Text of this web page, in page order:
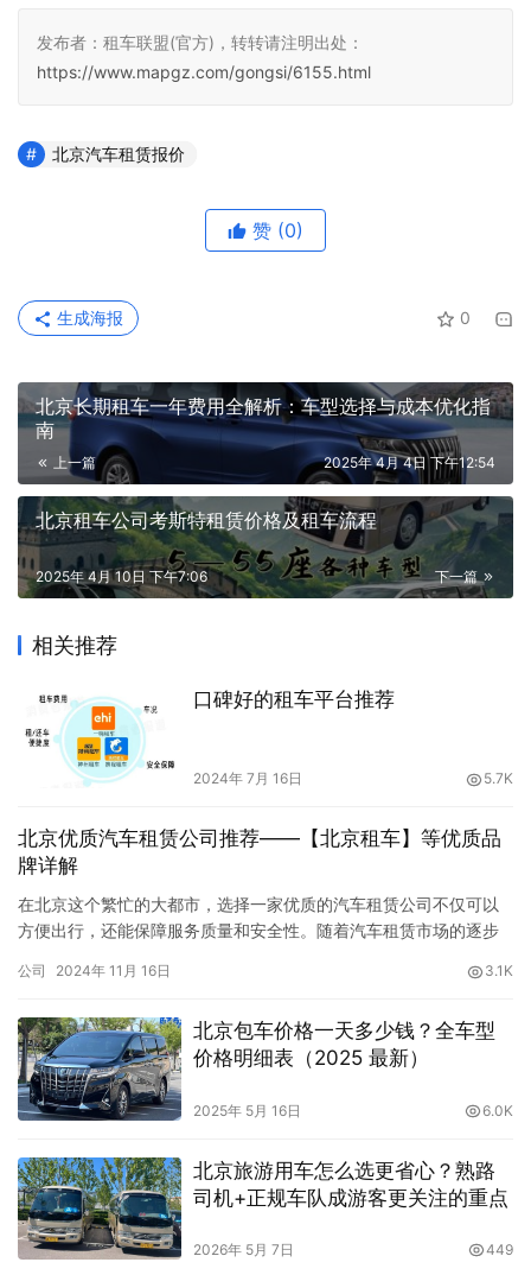
发布者：租车联盟(官方)，转转请注明出处：
https://www.mapgz.com/gongsi/6155.html
北京汽车租赁报价
赞 (0)
0
生成海报
北京长期租车一年费用全解析：车型选择与成本优化指
南
上一篇 2025年 4月 4日 下午12:54
北京租车公司考斯特租赁价格及租车流程
下一篇
2025年 4月 10日 下午7:06
相关推荐
口碑好的租车平台推荐
2024年 7月 16日 5.7K
北京优质汽车租赁公司推荐——【北京租车】等优质品
牌详解
在北京这个繁忙的大都市，选择一家优质的汽车租赁公司不仅可以
方便出行，还能保障服务质量和安全性。随着汽车租赁市场的逐步
旅游、日常通勤等需求。为了帮助大家在租车时找到优质可靠的租
【北京租车】、神州租车、一嗨租车等知名品牌。 一、【北京租
车】 【北京租…
公司 2024年 11月 16日 3.1K
北京包车价格一天多少钱？全车型
价格明细表（2025 最新）
2025年 5月 16日 6.0K
北京旅游用车怎么选更省心？熟路
司机+正规车队成游客更关注的重点
2026年 5月 7日 449